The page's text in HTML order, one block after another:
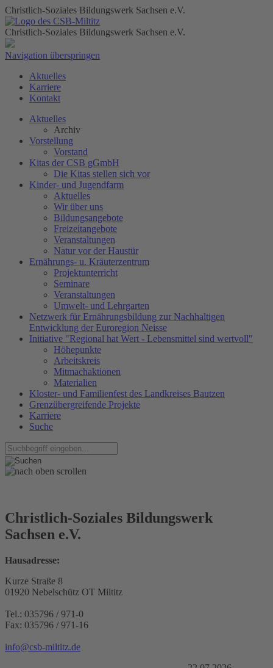
Christlich-Soziales Bildungswerk Sachsen e.V.
Christlich-Soziales Bildungswerk Sachsen e.V.
Navigation überspringen
Aktuelles
Karriere
Kontakt
Aktuelles
Archiv
Vorstellung
Vorstand
Kitas der CSB gGmbH
Die Kitas stellen sich vor
Kinder- und Jugendfarm
Aktuelles
Wir über uns
Bildungsangebote
Freizeitangebote
Veranstaltungen
Natur vor der Haustür
Ernährungs- u. Kräuterzentrum
Projektunterricht
Seminare
Veranstaltungen
Umwelt- und Lehrgarten
Netzwerk für Ernährungsbildung zur Nachhaltigen
Entwicklung der Euroregion Neisse
Initiative "Regional hat Wert - Lebensmittel sind wertvoll"
Höhepunkte
Arbeitskreis
Mitmachaktionen
Materialien
Kloster- und Familienfest des Landkreises Bautzen
Grenzübergreifende Projekte
Karriere
Suche
Christlich-Soziales Bildungswerk
Sachsen e.V.
Hausadresse:
Kurze Straße 8
01920 Nebelschütz OT Miltitz
Tel.: 035796 / 971-0
Fax: 035796 / 971-16
info@csb-miltitz.de